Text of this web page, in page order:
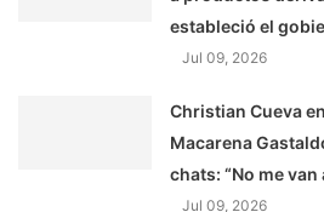
estableció el
Jul 09, 2026
Christian Cueva
Macarena
chats: “No me
Jul 09, 2026